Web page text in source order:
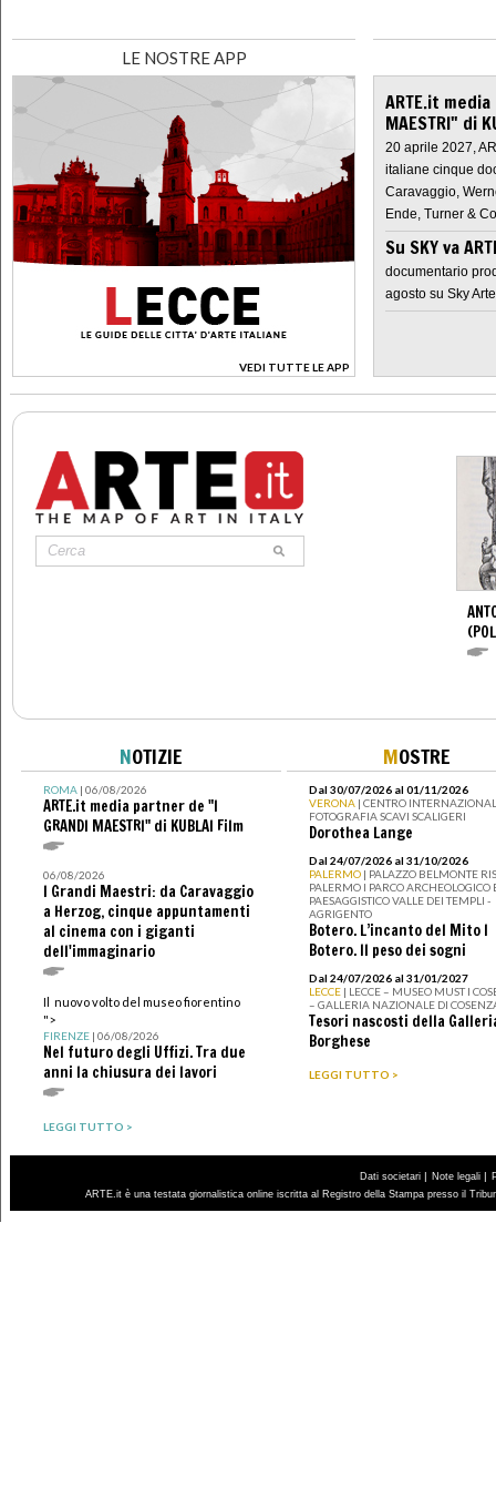
LE NOSTRE APP
VEDI TUTTE LE APP
>
ARTE.it
MAESTRI" di
20 aprile 2027,
italiane cinque
Caravaggio,
Ende, Turner &
Su SKY va
documentario
agosto su Sky Arte
NOTIZIE
ROMA| 06/08/2026
ARTE.it media partner de "I
GRANDI MAESTRI" di KUBLAI Film
06/08/2026
I Grandi Maestri: da Caravaggio
a Herzog, cinque appuntamenti
al cinema con i giganti
dell'immaginario
Il nuovo volto del museo fiorentino
">
FIRENZE| 06/08/2026
Nel futuro degli Uffizi. Tra due
anni la chiusura dei lavori
LEGGI TUTTO >
MOSTRE
Dal 30/07/2026 al 01/11/2026
VERONA | CENTRO
FOTOGRAFIA SCAVI SCALIGERI
Dorothea Lange
Dal 24/07/2026 al 31/10/2026
PALERMO | PALAZZO BELMONTE
PALERMO I PARCO ARCHEOLOGICO
PAESAGGISTICO VALLE DEI TEMPLI -
AGRIGENTO
Botero. L’incanto del Mito I
Botero. Il peso dei sogni
Dal 24/07/2026 al 31/01/2027
LECCE | LECCE – MUSEO MUST I
– GALLERIA NAZIONALE DI
Tesori nascosti della
Borghese
LEGGI TUTTO >
Dati societari | Note legali |
ARTE.it è una testata giornalistica online iscritta al Registro della Stampa presso il